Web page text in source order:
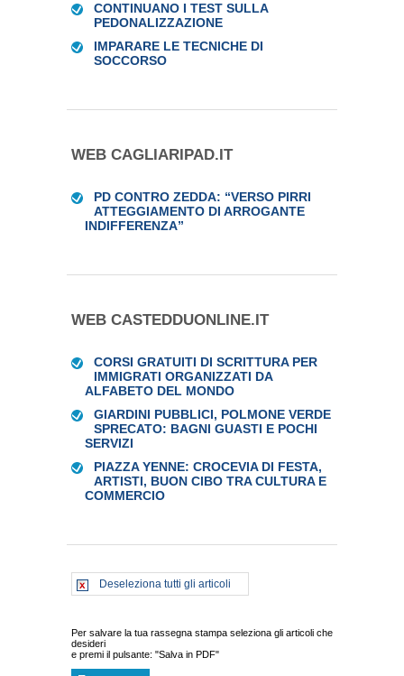
CONTINUANO I TEST SULLA
PEDONALIZZAZIONE
IMPARARE LE TECNICHE DI
SOCCORSO
WEB CAGLIARIPAD.IT
PD CONTRO ZEDDA: “VERSO PIRRI
ATTEGGIAMENTO DI ARROGANTE
INDIFFERENZA”
WEB CASTEDDUONLINE.IT
CORSI GRATUITI DI SCRITTURA PER
IMMIGRATI ORGANIZZATI DA
ALFABETO DEL MONDO
GIARDINI PUBBLICI, POLMONE VERDE
SPRECATO: BAGNI GUASTI E POCHI
SERVIZI
PIAZZA YENNE: CROCEVIA DI FESTA,
ARTISTI, BUON CIBO TRA CULTURA E
COMMERCIO
Deseleziona tutti gli articoli
Per salvare la tua rassegna stampa seleziona gli articoli che
desideri
e premi il pulsante: "Salva in PDF"